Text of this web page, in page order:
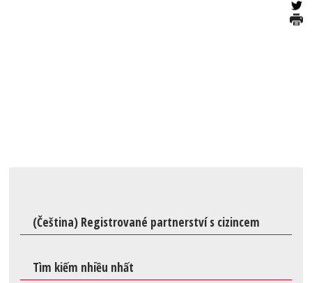
(Čeština) Registrované partnerství s cizincem
Tìm kiếm nhiều nhất